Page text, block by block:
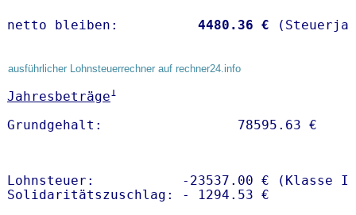
netto bleiben: 4480.36 €
ausführlicher Lohnsteuerrechner auf rechner24.info
Jahresbeträge1
Lohnsteuer:           -23537.00 € (Klasse I)
Solidaritätszuschlag: - 1294.53 €